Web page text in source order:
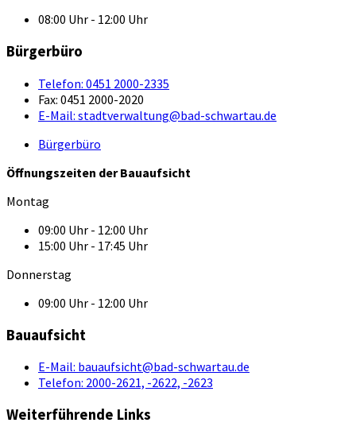
08:00 Uhr - 12:00 Uhr
Bürgerbüro
Telefon: 0451 2000-2335
Fax: 0451 2000-2020
E-Mail: stadtverwaltung@bad-schwartau.de
Bürgerbüro
Öffnungszeiten der Bauaufsicht
Montag
09:00 Uhr - 12:00 Uhr
15:00 Uhr - 17:45 Uhr
Donnerstag
09:00 Uhr - 12:00 Uhr
Bauaufsicht
E-Mail: bauaufsicht@bad-schwartau.de
Telefon: 2000-2621, -2622, -2623
Weiterführende Links